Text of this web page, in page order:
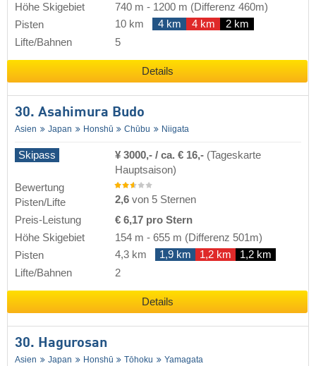
Höhe Skigebiet
740 m - 1200 m (Differenz 460m)
Pisten
10 km 4 km 4 km
2 km
Lifte/Bahnen
5
Details
30. Asahimura Budo
Asien Japan Honshū Chūbu Niigata
Skipass ¥ 3000,- / ca. € 16,- (Tageskarte
Hauptsaison)
Bewertung
Pisten/Lifte
2,6 von 5 Sternen
Preis-Leistung
€ 6,17 pro Stern
Höhe Skigebiet
154 m - 655 m (Differenz 501m)
Pisten
4,3 km 1,9 km 1,2 km
1,2 km
Lifte/Bahnen
2
Details
30. Hagurosan
Asien Japan Honshū Tōhoku Yamagata